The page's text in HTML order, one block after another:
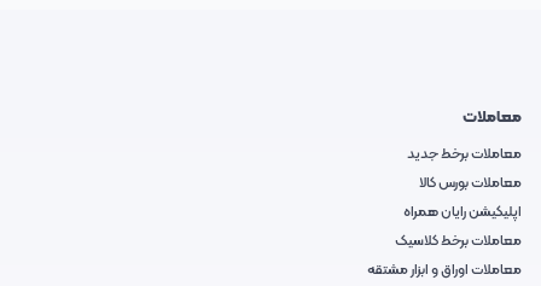
معاملات
معاملات برخط جدید
معاملات بورس کالا
اپلیکیشن رایان همراه
معاملات برخط کلاسیک
معاملات اوراق و ابزار مشتقه